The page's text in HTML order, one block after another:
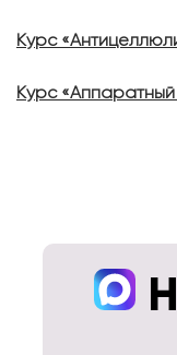
Курс
Курс